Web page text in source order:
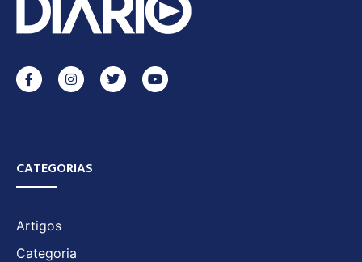
CATEGORIAS
Artigos
Categoria